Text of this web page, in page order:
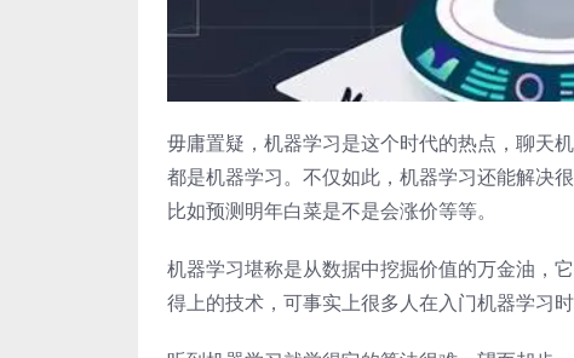
毋庸置疑，机器学习是这个时代的热点，聊天
都是机器学习。不仅如此，机器学习还能解决
比如预测明年白菜是不是会涨价等等。
机器学习堪称是从数据中挖掘价值的万金油，
得上的技术，可事实上很多人在入门机器学习